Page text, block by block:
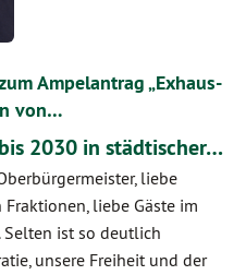
Ampelantrag „Exhaus-
von…
2030 in städtischer…
liebe
liebe Gäste im
ist so deutlich
unsere Freiheit und der